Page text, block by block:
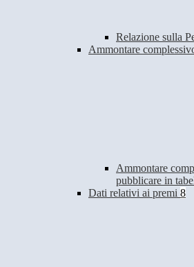
Relazione sulla
Ammontare
Ammontare
pubblicare in
Dati relativi ai premi 8